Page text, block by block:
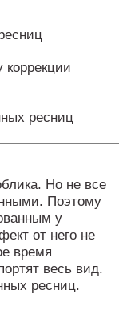
ресниц
Но не все
Поэтому
у
от него не
время
весь вид.
ресниц.